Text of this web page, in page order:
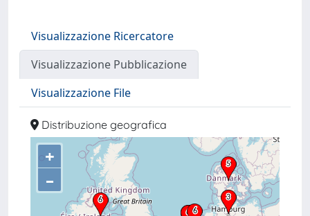
Visualizzazione Ricercatore
Visualizzazione Pubblicazione
Visualizzazione File
Distribuzione geografica
+
–